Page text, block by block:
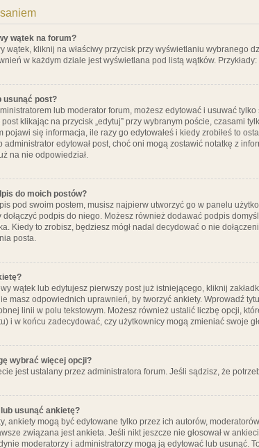
wątek na forum?
wątek, kliknij na właściwy przycisk przy wyświetlaniu wybranego
w każdym dziale jest wyświetlana pod listą wątków.
usunąć post?
lub moderator forum, możesz edytować i usuwać
klikając na przycisk „edytuj” przy wybranym poście, czasami
pojawi się informacja, ile razy go edytowałeś i kiedy zrobiłeś to
administrator edytował post, choć oni mogą zostawić notatkę z
na nie odpowiedział.
do moich postów?
pod swoim postem, musisz najpierw utworzyć go w panelu
dołączyć podpis do niego. Możesz również dodawać podpis
Kiedy to zrobisz, będziesz mógł nadal decydować o nie
posta.
wątek lub edytujesz pierwszy post już istniejącego, kliknij
masz odpowiednich uprawnień, by tworzyć ankiety. Wprowadź
linii w polu tekstowym. Możesz również ustalić liczbę opcji,
i w końcu zadecydować, czy użytkownicy mogą zmieniać swoje
wybrać więcej opcji?
jest ustalany przez administratora forum. Jeśli sądzisz, że
usunąć ankietę?
ankiety mogą być edytowane tylko przez ich autorów,
związana jest ankieta. Jeśli nikt jeszcze nie głosował w
moderatorzy i administratorzy mogą ją edytować lub usunąć.